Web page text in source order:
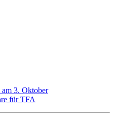
3. Oktober
für TFA